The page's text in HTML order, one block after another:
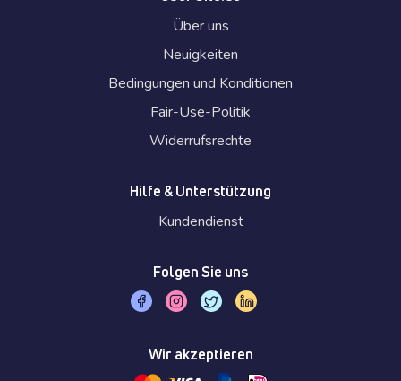
Über uns
Neuigkeiten
Bedingungen und Konditionen
Fair-Use-Politik
Widerrufsrechte
Hilfe & Unterstützung
Kundendienst
Folgen Sie uns
Wir akzeptieren